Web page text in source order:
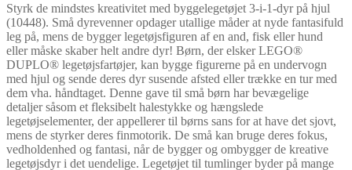
Styrk de mindstes kreativitet med byggelegetøjet 3-i-1-dyr på hjul
(10448). Små dyrevenner opdager utallige måder at nyde fantasifuld
leg på, mens de bygger legetøjsfiguren af en and, fisk eller hund
eller måske skaber helt andre dyr! Børn, der elsker LEGO®
DUPLO® legetøjsfartøjer, kan bygge figurerne på en undervogn
med hjul og sende deres dyr susende afsted eller trække en tur med
dem vha. håndtaget. Denne gave til små børn har bevægelige
detaljer såsom et fleksibelt halestykke og hængslede
legetøjselementer, der appellerer til børns sans for at have det sjovt,
mens de styrker deres finmotorik. De små kan bruge deres fokus,
vedholdenhed og fantasi, når de bygger og ombygger de kreative
legetøjsdyr i det uendelige. Legetøjet til tumlinger byder på mange